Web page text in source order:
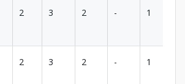
2 3 2 - 1
2 3 2 - 1